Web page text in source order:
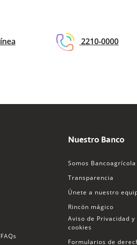
2210-0000
Nuestro Banco
Somos Bancoagrícola
Transparencia
Únete a nuestro
Rincón mágico
Aviso de Privacidad y
cookies
Formularios de